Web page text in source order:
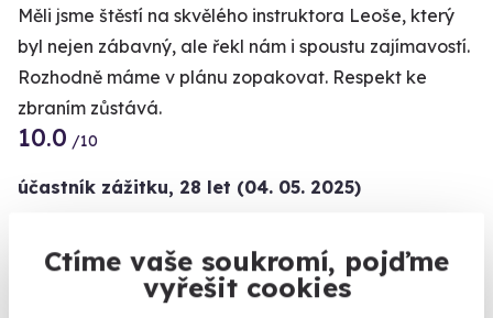
Ctíme vaše soukromí, pojďme
vyřešit cookies
Kalendář volných
termínů
Měli jsme štěstí na skvělého instruktora Leoše, který
byl nejen zábavný, ale řekl nám i spoustu zajímavostí.
Rozhodně máme v plánu zopakovat. Respekt ke
zbraním zůstává.
10.0 /10
účastník zážitku, 28 let (04. 05. 2025)
nestřílel to bylo super